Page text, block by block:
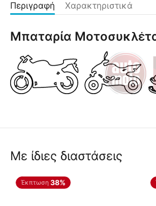
Περιγραφή Χαρακτηριστικά
Μπαταρία
Με ίδιες διαστάσεις
Έκπτωση 38%